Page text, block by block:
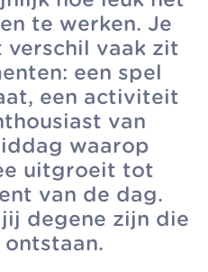
Gezonde
Kinderopvang
Samenwerkingen
Organisatie
Jaarverslag
Meer Morgen
te werken. Je
vaak zit
een spel
een activiteit
van
waarop
uitgroeit tot
van de dag.
degene zijn die